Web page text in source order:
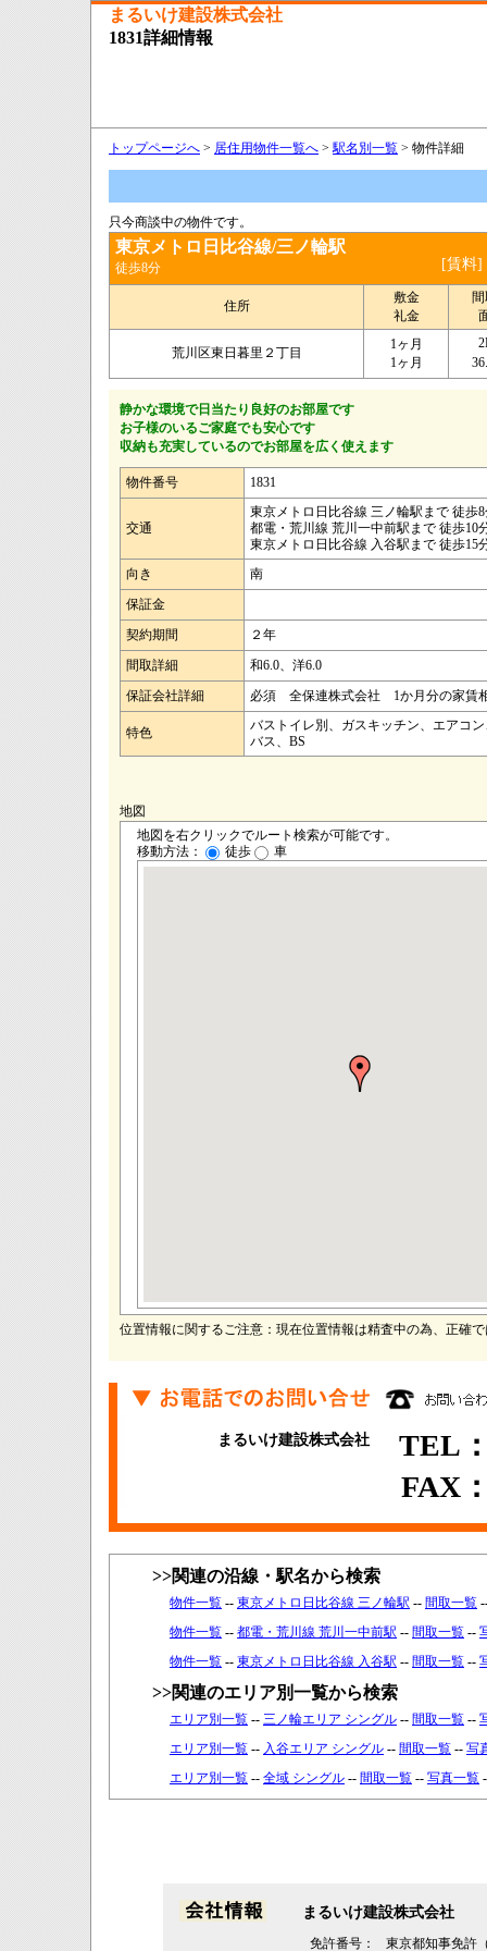
まるいけ建設株式会社
1831詳細情報
トップページへ > 居住用物件一覧へ >駅名別一覧 > 物件詳細
只今商談中の物件です。
東京メトロ日比谷線/三ノ輪駅
徒歩8分 [賃料]
住所
敷金
礼金
荒川区東日暮里２丁目
1ヶ月
1ヶ月
静かな環境で日当たり良好のお部屋です
お子様のいるご家庭でも安心です
収納も充実しているのでお部屋を広く使えます
物件番号 1831
交通
東京メトロ日比谷線 三ノ輪駅まで 徒歩
都電・荒川線 荒川一中前駅まで 徒歩10
東京メトロ日比谷線 入谷駅まで 徒歩15
向き
南
保証金
契約期間
２年
間取詳細
和6.0、洋6.0
保証会社詳細
必須 全保連株式会社 1か月分の家賃
特色
バストイレ別、ガスキッチン、エアコ
バス、BS
地図
地図を右クリックでルート検索が可能です。
移動方法：
徒歩 車
位置情報に関するご注意：現在位置情報は精査中の為、正確
まるいけ建設株式会社
TEL
FAX
>>関連の沿線・駅名から検索
物件一覧 -- 東京メトロ日比谷線 三ノ輪駅 -- 間取一覧
物件一覧 -- 都電・荒川線 荒川一中前駅 -- 間取一覧 --
物件一覧 -- 東京メトロ日比谷線 入谷駅 -- 間取一覧 --
>>関連のエリア別一覧から検索
エリア別一覧 -- 三ノ輪エリア シングル -- 間取一覧 --
エリア別一覧 -- 入谷エリア シングル -- 間取一覧 -- 写
エリア別一覧 -- 全域 シングル -- 間取一覧 -- 写真一覧
まるいけ建設株式会社
免許番号： 東京都知事免許